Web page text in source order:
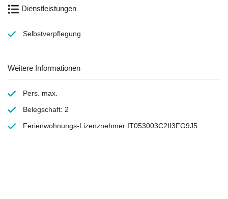
Dienstleistungen
Selbstverpflegung
Weitere Informationen
Pers. max.
Belegschaft: 2
Ferienwohnungs-Lizenznehmer IT053003C2II3FG9J5